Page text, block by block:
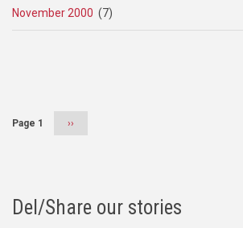
November 2000 (7)
Page 1
Next
››
Del/Share our stories